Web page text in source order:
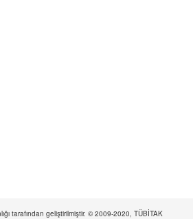
tarafından geliştirilmiştir. © 2009-2020, TÜBİTAK